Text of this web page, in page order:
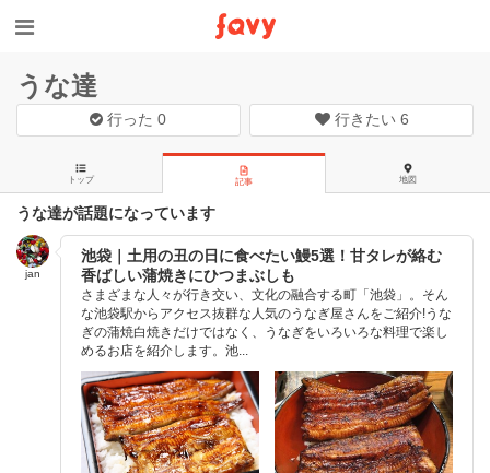
うな達
行った0 行きたい 6
トップ 記事 地図
うな達が話題になっています
jan
池袋｜土用の丑の日に食べたい鰻5選！甘タレが絡む
香ばしい蒲焼きにひつまぶしも
さまざまな人々が行き交い、文化の融合する町「池袋」。そん
な池袋駅からアクセス抜群な人気のうなぎ屋さんをご紹介!うな
ぎの蒲焼白焼きだけではなく、うなぎをいろいろな料理で楽し
めるお店を紹介します。池...